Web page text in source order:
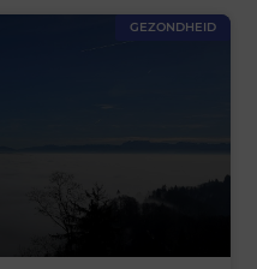
GEZONDHEID